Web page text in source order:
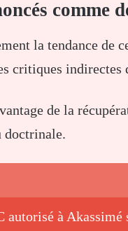
comme
la tendance de
critiques
de la
doctrinale.
à Akassimé